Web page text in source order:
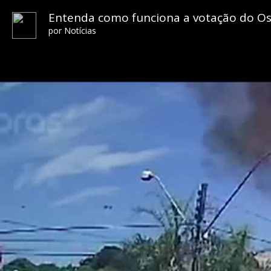
Entenda como funciona a votação do
por Notícias